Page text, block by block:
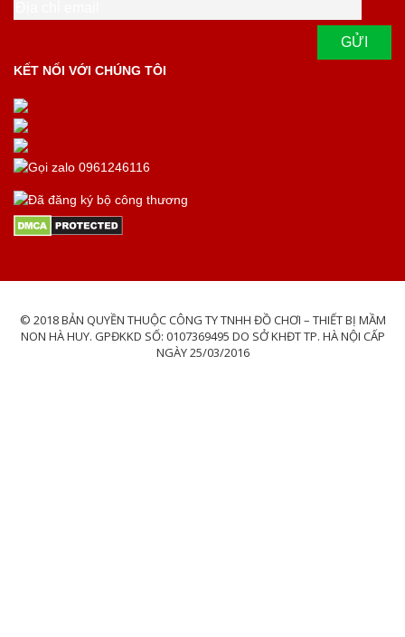
KẾT NỐI VỚI CHÚNG TÔI
© 2018 BẢN QUYỀN THUỘC CÔNG TY TNHH ĐỒ CHƠI – THIẾT BỊ MẦM
NON HÀ HUY. GPĐKKD SỐ: 0107369495 DO SỞ KHĐT TP. HÀ NỘI CẤP
NGÀY 25/03/2016